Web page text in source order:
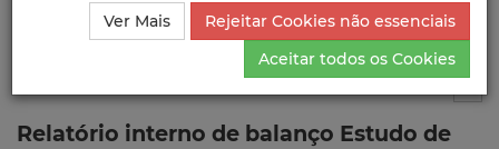
Ciência_Iscte Publicações
Descrição Detalhada da
Publicação
Relatório interno de balanço Estudo de
Ver Mais
Rejeitar Cookies não essenciais
Aceitar todos os Cookies